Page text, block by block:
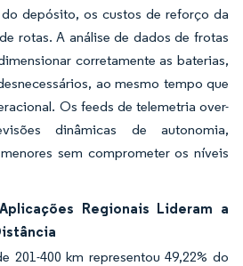
depósito, os custos de reforço da
rotas. A análise de dados de frotas
corretamente as baterias,
ao mesmo tempo que
Os feeds de telemetria over-
dinâmicas de autonomia,
sem comprometer os níveis
Regionais Lideram a
201-400 km representou 49,22% do